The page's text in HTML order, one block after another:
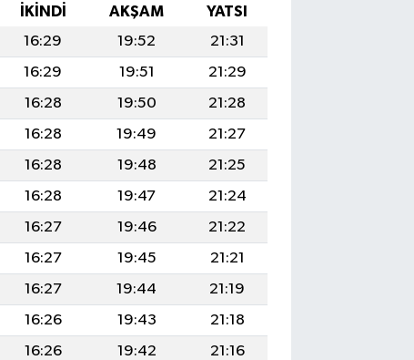
İKINDI AKŞAM
YATSI
16:29 19:52
21:31
16:29 19:51
21:29
16:28 19:50
21:28
16:28 19:49
21:27
16:28 19:48
21:25
16:28 19:47
21:24
16:27 19:46
21:22
16:27 19:45
21:21
16:27 19:44
21:19
16:26 19:43
21:18
16:26 19:42
21:16